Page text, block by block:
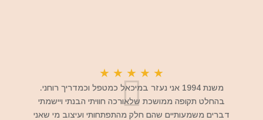
★
★
★
★
★
משנת 1994 אני נעזר במיכאל כמטפל וכמדריך רוחני.
בהחלט תקופה ממושכת שלאורכה חוויתי הבנתי ויישמתי
דברים משמעותיים שהם חלק מהתפתחותי ועיצוב מי שאני